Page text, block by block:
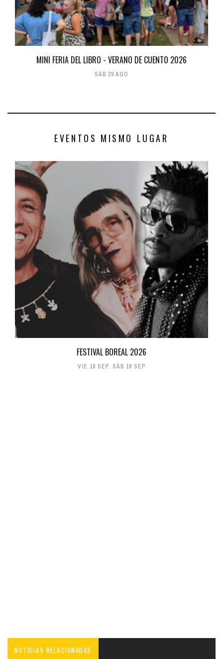
MINI FERIA DEL LIBRO - VERANO DE CUENTO 2026
SÁB 29 AGO
EVENTOS MISMO LUGAR
FESTIVAL BOREAL 2026
VIE 18 SEP, SÁB 19 SEP
NOTICIAS RELACIONADAS